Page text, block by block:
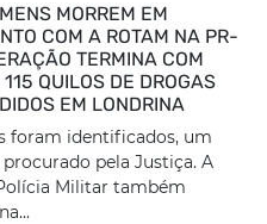
MORREM EM
COM A ROTAM NA PR-
TERMINA COM
QUILOS DE DROGAS
EM LONDRINA
foram identificados, um
procurado pela Justiça. A
Militar também